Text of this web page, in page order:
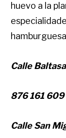
huevo a la
Calle
876 161 609
Calle San